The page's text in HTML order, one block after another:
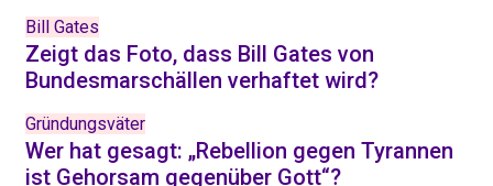
Bill Gates
Zeigt das Foto, dass Bill Gates von
Bundesmarschällen verhaftet wird?
Gründungsväter
Wer hat gesagt: „Rebellion gegen Tyrannen
ist Gehorsam gegenüber Gott“?